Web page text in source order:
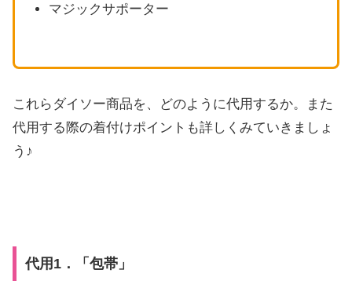
マジックサポーター
これらダイソー商品を、どのように代用するか。また
代用する際の着付けポイントも詳しくみていきましょ
う♪
代用1．「包帯」